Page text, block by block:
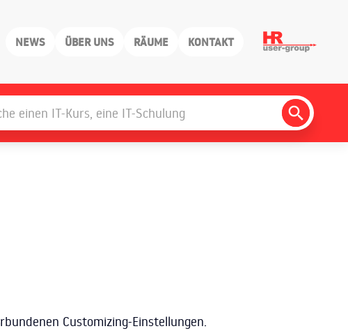
NEWS ÜBER UNS RÄUME KONTAKT
Search
Button
Customizing-Einstellungen.